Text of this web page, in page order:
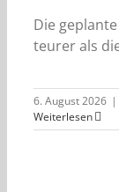
Die
teurer als
6. August 2026 |
Weiterlesen